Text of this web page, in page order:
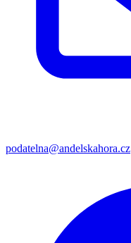
podatelna@andelskahora.cz